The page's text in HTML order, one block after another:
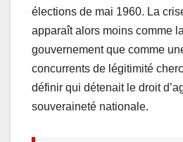
élections de mai 1960. La
apparaît alors moins comme
gouvernement que comme
concurrents de légitimité
définir qui détenait le droit
souveraineté nationale.